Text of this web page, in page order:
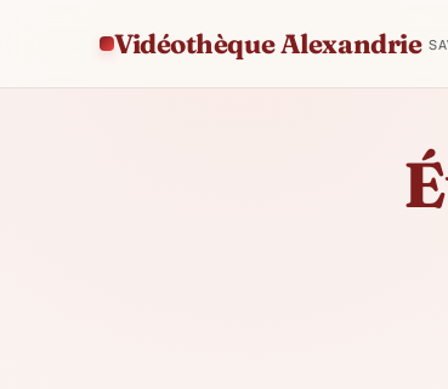
Vidéothèque Alexandrie